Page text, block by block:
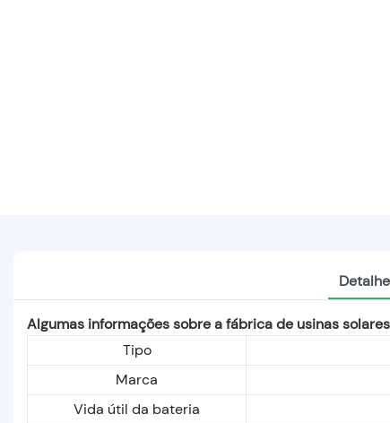
Algumas informações sobre a fábrica de usinas
Tipo
Marca
Vida útil da bateria